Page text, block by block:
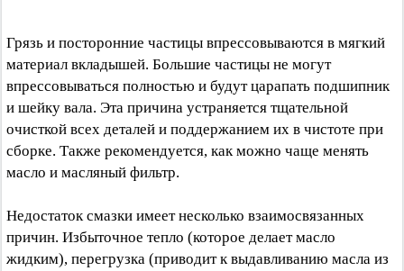
Грязь и посторонние частицы впрессовываются в мягкий
материал вкладышей. Большие частицы не могут
впрессовываться полностью и будут царапать подшипник
и шейку вала. Эта причина устраняется тщательной
очисткой всех деталей и поддержанием их в чистоте при
сборке. Также рекомендуется, как можно чаще менять
масло и масляный фильтр.
Недостаток смазки имеет несколько взаимосвязанных
причин. Избыточное тепло (которое делает масло
жидким), перегрузка (приводит к выдавливанию масла из